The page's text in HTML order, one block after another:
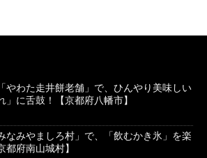
やわた走井餅老舗」で、ひんやり美味しい
に舌鼓！【京都府八幡市】
なみやましろ村」で、「飲むかき氷」を楽
都府南山城村】